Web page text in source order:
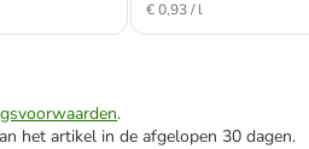
€ 0,93 / l
.
het artikel in de afgelopen 30 dagen.